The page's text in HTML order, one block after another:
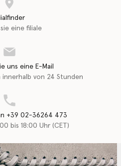
eine filiale
uns eine E-Mail
von 24 Stunden
+39 02-36264 473
bis 18:00 Uhr (CET)